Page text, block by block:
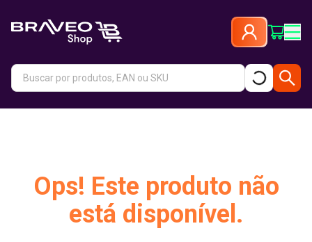
Ops! Este produto não
está disponível.